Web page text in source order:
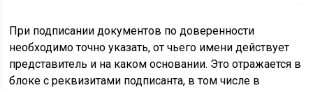
При подписании документов по доверенности
необходимо точно указать, от чьего имени действует
представитель и на каком основании. Это отражается в
блоке с реквизитами подписанта, в том числе в